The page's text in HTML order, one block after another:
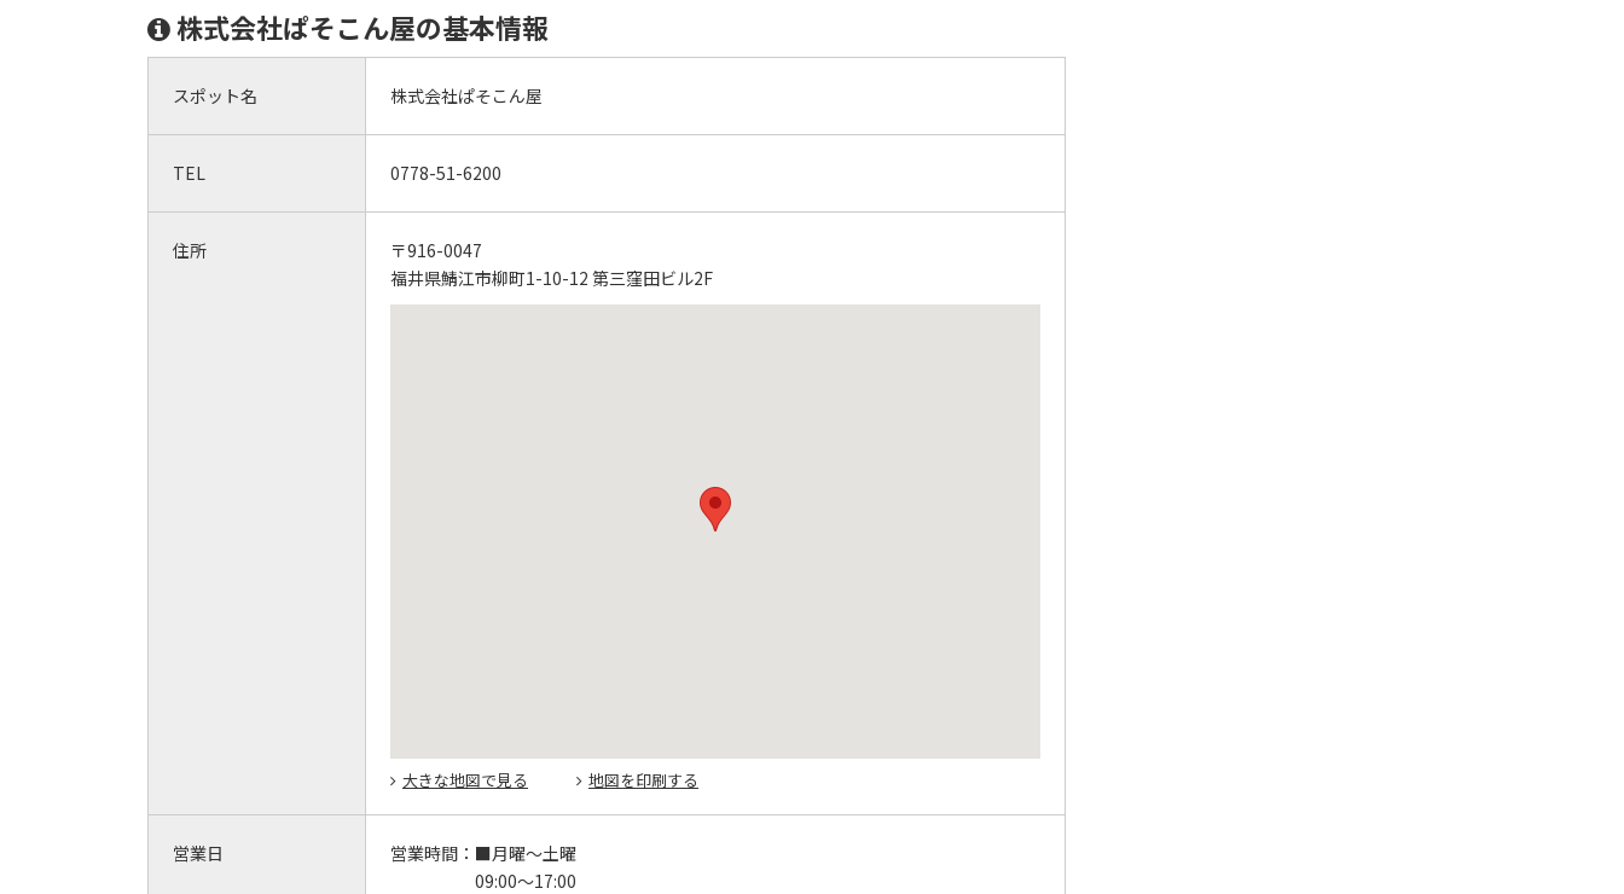
株式会社ぱそこん屋の基本情報
スポット名 株式会社ぱそこん屋
TEL 0778-51-6200
住所
〒916-0047
福井県鯖江市柳町1-10-12 第三窪田ビル2F
大きな地図で見る 地図を印刷する
営業日 営業時間： ■月曜～土曜
09:00～17:00